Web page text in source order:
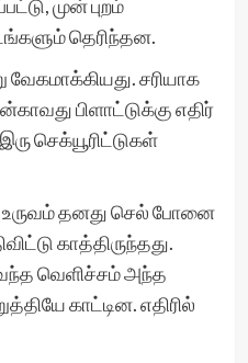
முன் புறம்
தெரிந்தன.
சரியாக
பிளாட்டுக்கு எதிர்
செக்யூரிட்டுகள்
உருவம் தனது செல் போனை
காத்திருந்தது.
வெளிச்சம் அந்த
காட்டின. எதிரில்